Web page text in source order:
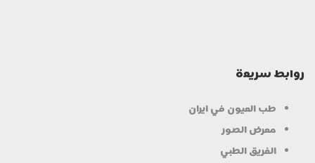
روابط سریعة
طب العيون في ايران
معرض الصور
الفريق الطبي